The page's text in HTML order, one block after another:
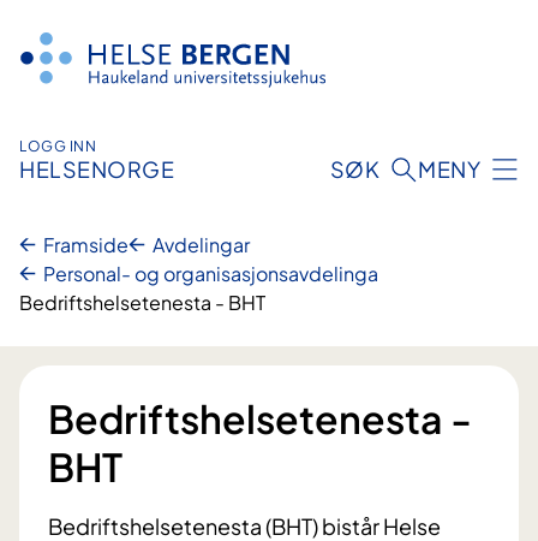
innhald
LOGG INN
HELSENORGE SØK MENY
Framside
Avdelingar
Personal- og organisasjons­avdelinga
Bedriftshelsetenesta - BHT
Bedriftshelsetenesta -
BHT
Bedriftshelsetenesta (BHT) bistår Helse